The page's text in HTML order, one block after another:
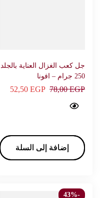
جل كعب الغزال العناية بالجلد
250 جرام – افونا
78,00EGP
52,50 EGP
إضافة إلى السلة
Suede Heel Morner Cream Scrub 250 g - AVONA…
إضافة إلى السلة
-43%